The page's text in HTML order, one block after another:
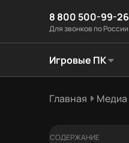
8 800 500-99-26
Для звонков по России
Игровые ПК
Главная Медиа
СОДЕРЖАНИЕ